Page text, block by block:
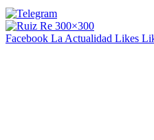
Facebook La Actualidad Likes